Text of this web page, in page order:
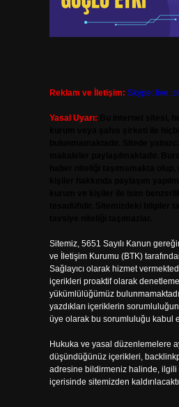
Reklam ve İletişim: Skype:
Yasal Uyarı:
Sitemiz, 5651 Sayılı Kanun
ve İletişim Kurumu (BTK)
Sağlayıcı olarak hizmet
içerikleri proaktif olarak
yükümlülüğümüz
yazdıkları içeriklerin
üye olarak bu sorumluluğu kabul
Hukuka ve yasal düzenlemelere
düşündüğünüz içerikleri,
adresine bildirmeniz halinde, ilgili
içerisinde sitemizden